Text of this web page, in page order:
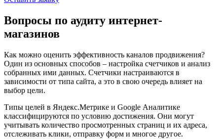
Вопросы по аудиту интернет-
магазинов
Как можно оценить эффективность каналов продвижения?
Один из основных способов – настройка счетчиков и анализ
собранных ими данных. Счетчики настраиваются в
зависимости от типа сайта, а это в свою очередь влияет на
выбор цели.
Типы целей в Яндекс.Метрике и Google Аналитике
классифицируются по условию достижения. Они могут
учитывать количество просмотренных страниц и их адреса,
отслеживать клики, отправку форм и многое другое.